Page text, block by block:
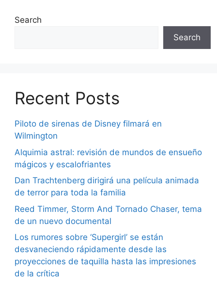
Search
Search
Recent Posts
Piloto de sirenas de Disney filmará en
Wilmington
Alquimia astral: revisión de mundos de ensueño
mágicos y escalofriantes
Dan Trachtenberg dirigirá una película animada
de terror para toda la familia
Reed Timmer, Storm And Tornado Chaser, tema
de un nuevo documental
Los rumores sobre ‘Supergirl’ se están
desvaneciendo rápidamente desde las
proyecciones de taquilla hasta las impresiones
de la crítica